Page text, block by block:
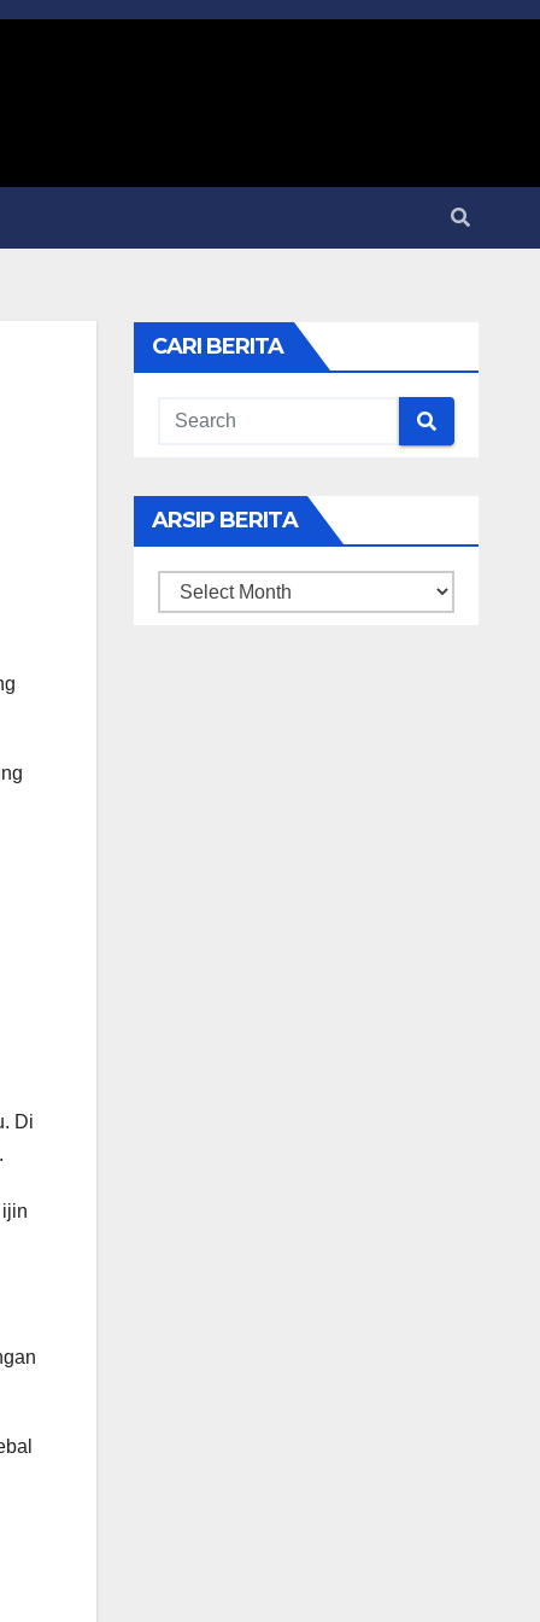
Di
CARI BERITA
ARSIP BERITA
ARSIP